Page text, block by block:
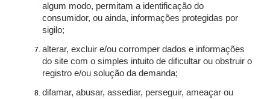
algum modo, permitam a identificação do
consumidor, ou ainda, informações protegidas por
sigilo;
alterar, excluir e/ou corromper dados e informações
do site com o simples intuito de dificultar ou obstruir o
registro e/ou solução da demanda;
difamar, abusar, assediar, perseguir, ameaçar ou